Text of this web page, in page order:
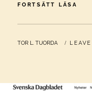
FORTSÄTT LÄSA
BY
TOR L. TUORDA